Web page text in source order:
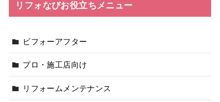
リフォなびお役立ちメニュー
ビフォーアフター
プロ・施工店向け
リフォームメンテナンス